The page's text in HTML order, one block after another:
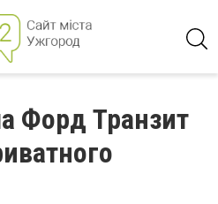
Форд Транзит